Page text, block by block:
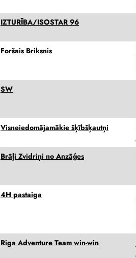
IZTURĪBA/ISOSTAR 96
Foršais Briksnis
SW
Visneiedomājamākie šķībšķautņi
Brāļi Zvidriņi no Anzāģes
4H pastaiga
Riga Adventure Team win-win